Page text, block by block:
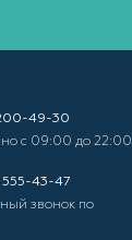
49-30
с 09:00 до 22:00
43-47
звонок по